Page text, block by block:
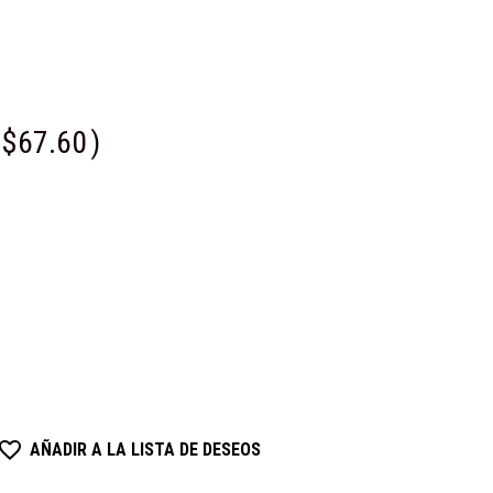
$67.60)
AÑADIR A LA LISTA DE DESEOS